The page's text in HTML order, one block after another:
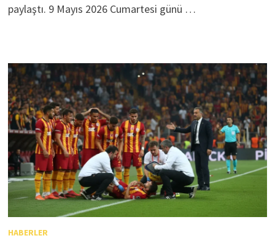
paylaştı. 9 Mayıs 2026 Cumartesi günü …
HABERLER